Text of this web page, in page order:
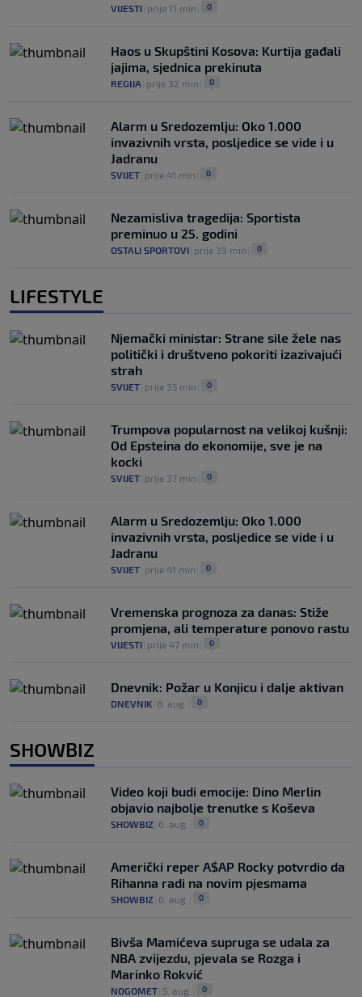
VIJESTI prije 11 min 0
Haos u Skupštini Kosova: Kurtija gađali
jajima, sjednica prekinuta
REGIJA prije 32 min 0
Alarm u Sredozemlju: Oko 1.000
invazivnih vrsta, posljedice se vide i u
Jadranu
SVIJET prije 41 min 0
Nezamisliva tragedija: Sportista
preminuo u 25. godini
OSTALI SPORTOVI prije 39 min 0
LIFESTYLE
Njemački ministar: Strane sile žele nas
politički i društveno pokoriti izazivajući
strah
SVIJET prije 35 min 0
Trumpova popularnost na velikoj kušnji:
Od Epsteina do ekonomije, sve je na
kocki
SVIJET prije 37 min 0
Alarm u Sredozemlju: Oko 1.000
invazivnih vrsta, posljedice se vide i u
Jadranu
SVIJET prije 41 min 0
Vremenska prognoza za danas: Stiže
promjena, ali temperature ponovo rastu
VIJESTI prije 47 min 0
Dnevnik: Požar u Konjicu i dalje aktivan
DNEVNIK 8. aug. 0
SHOWBIZ
Video koji budi emocije: Dino Merlin
objavio najbolje trenutke s Koševa
SHOWBIZ 6. aug. 0
Američki reper A$AP Rocky potvrdio da
Rihanna radi na novim pjesmama
SHOWBIZ 6. aug. 0
Bivša Mamićeva supruga se udala za
NBA zvijezdu, pjevala se Rozga i
Marinko Rokvić
NOGOMET 5. aug. 0